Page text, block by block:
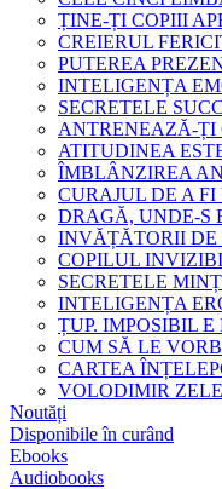
ȚINE-ȚI COPIII
CREIERUL
PUTEREA
INTELIGENȚA
SECRETELE
ANTRENEAZĂ-ȚI
ATITUDINEA
ÎMBLÂNZIREA
CURAJUL DE A
DRAGĂ, UNDE-S
INVĂȚĂTORII DE
COPILUL
SECRETELE
INTELIGENȚA
ȚUP. IMPOSIBIL
CUM SĂ LE
CARTEA
VOLODIMIR
Noutăți
Disponibile în curând
Ebooks
Audiobooks